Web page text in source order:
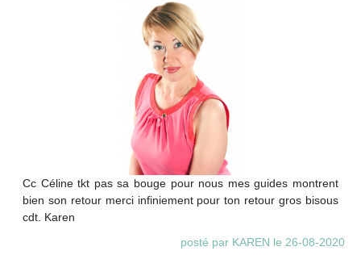
Cc Céline tkt pas sa bouge pour nous mes guides montrent
bien son retour merci infiniement pour ton retour gros bisous
cdt. Karen
posté par KAREN le 26-08-2020